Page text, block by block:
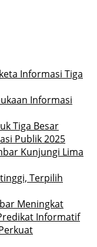
Informasi Tiga
Informasi
Tiga Besar
Publik 2025
Kunjungi Lima
Terpilih
Meningkat
Informatif